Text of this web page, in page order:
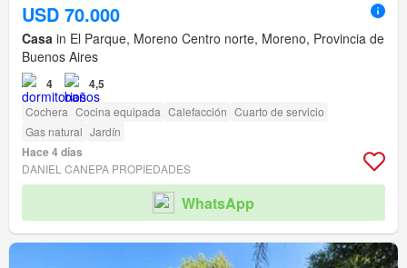
USD 70.000
Casa in El Parque, Moreno Centro norte, Moreno, Provincia de
Buenos Aires
4 4,5
Cochera Cocina equipada Calefacción Cuarto de servicio
Gas natural Jardín
Hace 4 días
DANIEL CANEPA PROPIEDADES
WhatsApp